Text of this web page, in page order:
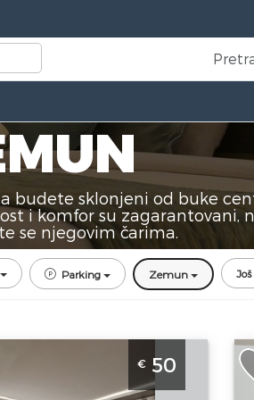
budete sklonjeni od buke
i komfor su zagarantovani,
se njegovim čarima.
Parking Zemun
S Class Beograd
apartman sa
€ 50